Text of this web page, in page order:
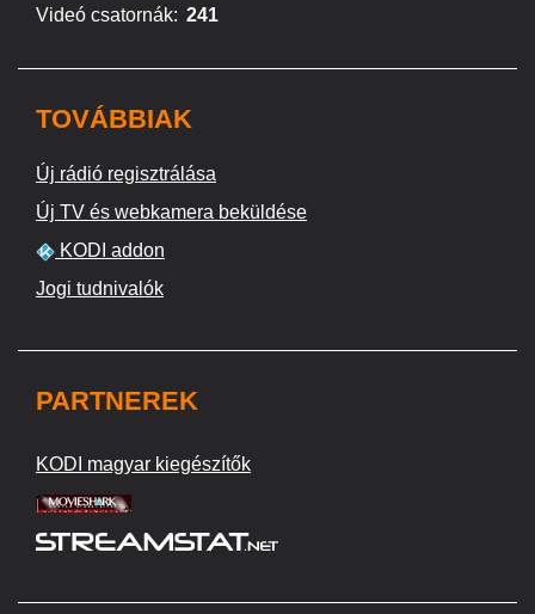
Videó csatornák: 241
TOVÁBBIAK
Új rádió regisztrálása
Új TV és webkamera beküldése
KODI addon
Jogi tudnivalók
PARTNEREK
KODI magyar kiegészítők